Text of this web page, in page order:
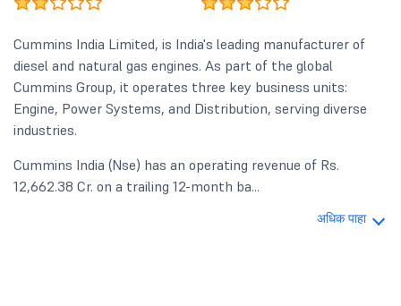
Cummins India Limited, is India's leading manufacturer of
diesel and natural gas engines. As part of the global
Cummins Group, it operates three key business units:
Engine, Power Systems, and Distribution, serving diverse
industries.
Cummins India (Nse) has an operating revenue of Rs.
12,662.38 Cr. on a trailing 12-month ba...
अधिक पाहा